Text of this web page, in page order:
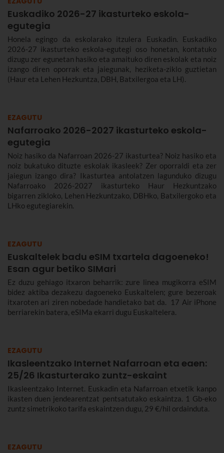
Euskadiko 2026-27 ikasturteko eskola-
egutegia
Honela egingo da eskolarako itzulera Euskadin. Euskadiko
2026-27 ikasturteko eskola-egutegi oso honetan, kontatuko
dizugu zer egunetan hasiko eta amaituko diren eskolak eta noiz
izango diren oporrak eta jaiegunak, heziketa-ziklo guztietan
(Haur eta Lehen Hezkuntza, DBH, Batxilergoa eta LH).
EZAGUTU
Nafarroako 2026-2027 ikasturteko eskola-
egutegia
Noiz hasiko da Nafarroan 2026-27 ikasturtea? Noiz hasiko eta
noiz bukatuko dituzte eskolak ikasleek? Zer oporraldi eta zer
jaiegun izango dira? Ikasturtea antolatzen lagunduko dizugu
Nafarroako 2026-2027 ikasturteko Haur Hezkuntzako
bigarren zikloko, Lehen Hezkuntzako, DBHko, Batxilergoko eta
LHko egutegiarekin.
EZAGUTU
Euskaltelek badu eSIM txartela dagoeneko!
Esan agur betiko SIMari
Ez duzu gehiago itxaron beharrik: zure linea mugikorra eSIM
bidez aktiba dezakezu dagoeneko Euskaltelen; gure bezeroak
itxaroten ari ziren nobedade handietako bat da. 17 Air iPhone
berriarekin batera, eSIMa ekarri dugu Euskaltelera.
EZAGUTU
Ikasleentzako Internet Nafarroan eta eaen:
25/26 Ikasturterako zuntz-eskaint
Ikasleentzako Internet. Euskadin eta Nafarroan etxetik kanpo
ikasten duen jendearentzat pentsatutako eskaintza. 1 Gb-eko
zuntz simetrikoko tarifa eskaintzen dugu, 29 €/hil ordainduta.
EZAGUTU